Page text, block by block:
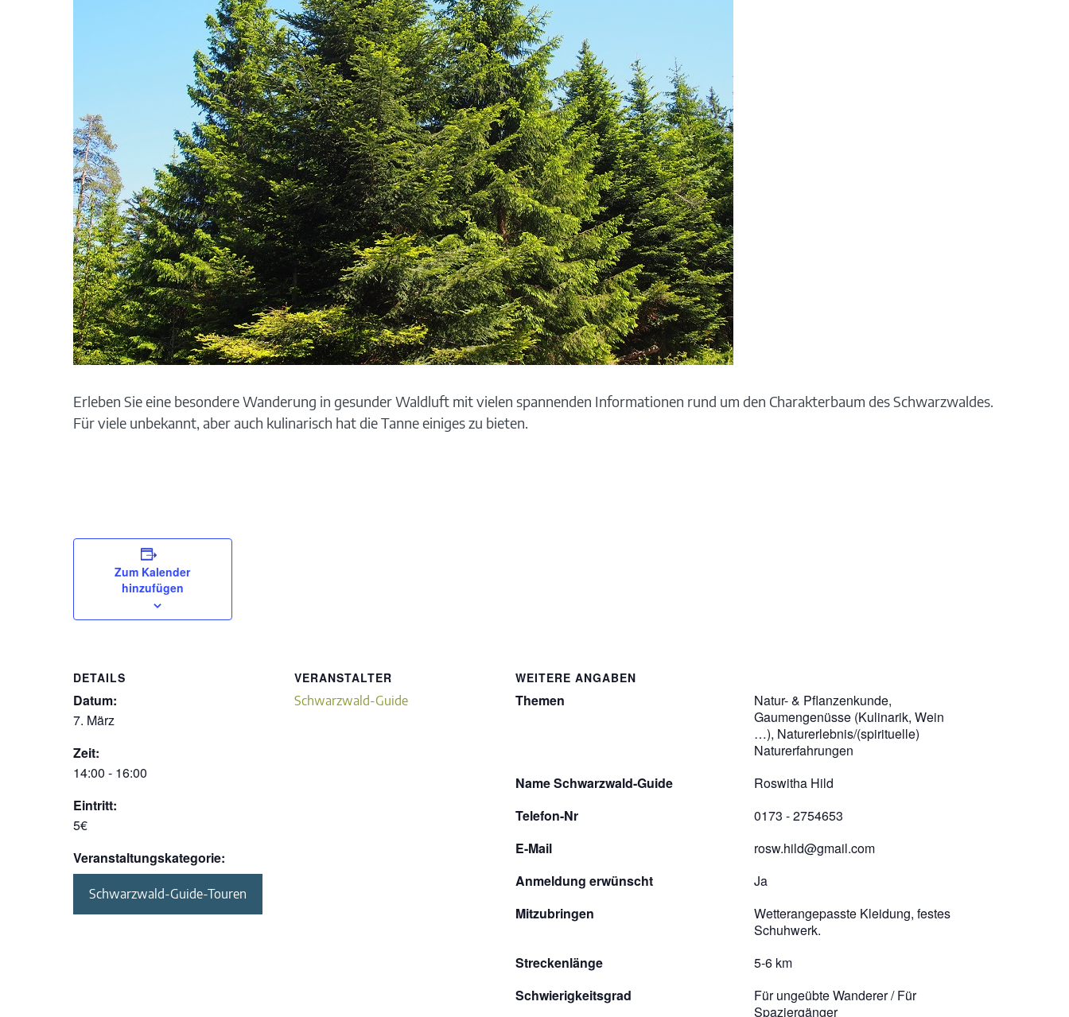
Erleben Sie eine besondere Wanderung in gesunder Waldluft mit vielen spannenden Informationen rund um den Charakterbaum des Schwarzwaldes.
Für viele unbekannt, aber auch kulinarisch hat die Tanne einiges zu bieten.
Zum Kalender
hinzufügen
DETAILS
Datum:
7. März
Zeit:
14:00 - 16:00
Eintritt:
5€
Veranstaltungskategorie:
Schwarzwald-Guide-Touren
VERANSTALTER
Schwarzwald-Guide
WEITERE ANGABEN
Themen
Natur- & Pflanzenkunde,
Gaumengenüsse (Kulinarik, Wein
…), Naturerlebnis/(spirituelle)
Naturerfahrungen
Name Schwarzwald-Guide
Roswitha Hild
Telefon-Nr
0173 - 2754653
E-Mail
rosw.hild@gmail.com
Anmeldung erwünscht
Ja
Mitzubringen
Wetterangepasste Kleidung, festes
Schuhwerk.
Streckenlänge
5-6 km
Schwierigkeitsgrad
Für ungeübte Wanderer / Für
Spaziergänger